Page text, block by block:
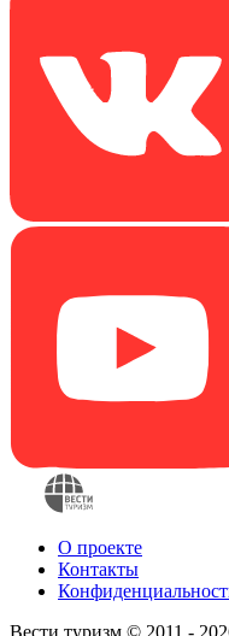
О проекте
Контакты
Вести туризм © 2011 -